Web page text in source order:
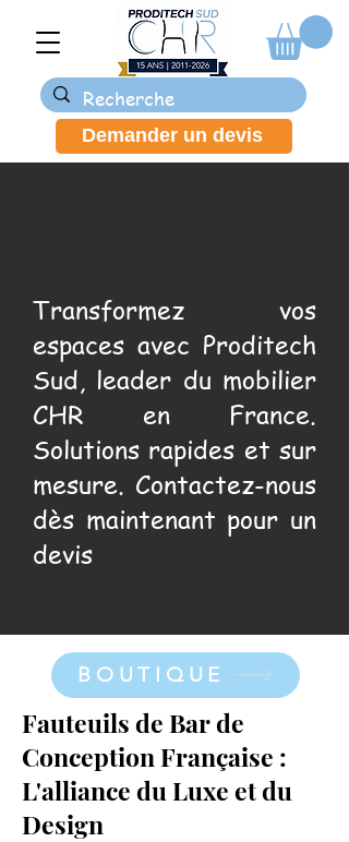
Demander un devis
Transformez vos
espaces avec Proditech
Sud, leader du mobilier
CHR en France.
Solutions rapides et sur
mesure. Contactez-nous
dès maintenant pour un
devis
BOUTIQUE
Fauteuils de Bar de
Conception Française :
L'alliance du Luxe et du
Design